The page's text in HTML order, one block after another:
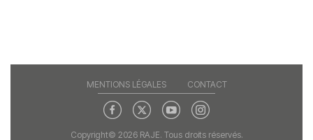
MENTIONS LÉGALES CONTACT
Copyright© 2026 RAJE. Tous droits réservés.